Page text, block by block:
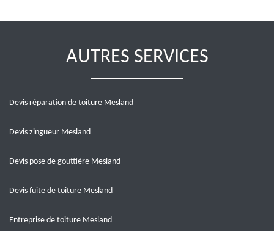
AUTRES SERVICES
Devis réparation de toiture Mesland
Devis zingueur Mesland
Devis pose de gouttière Mesland
Devis fuite de toiture Mesland
Entreprise de toiture Mesland